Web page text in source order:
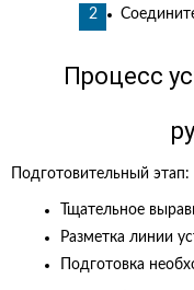
Процесс
Подготовительный этап:
Тщательное
Разметка линии
Подготовка